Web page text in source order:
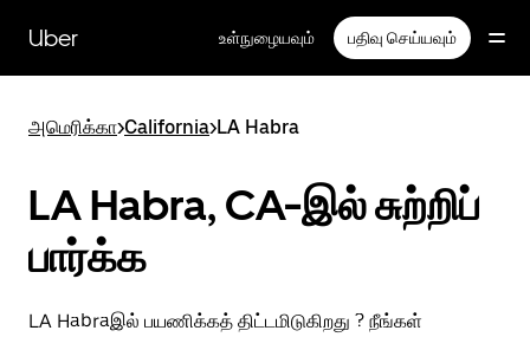
பக்கத்திற்குச்
செல்லவும்
Uber உள்நுழையவும் பதிவு செய்யவும்
அமெரிக்கா>California>LA Habra
LA Habra, CA-இல் சுற்றிப்
பார்க்க
LA Habraஇல் பயணிக்கத் திட்டமிடுகிறது ? நீங்கள்